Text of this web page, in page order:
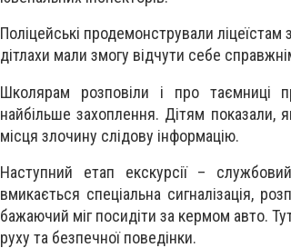
Поліцейські продемонстрували
дітлахи мали змогу відчути себе
Школярам розповіли і про таємниці
найбільше захоплення. Дітям показали,
місця злочину слідову інформацію.
Наступний етап екскурсії –
вмикається спеціальна сигналізація,
бажаючий міг посидіти за кермом авто.
руху та безпечної поведінки.